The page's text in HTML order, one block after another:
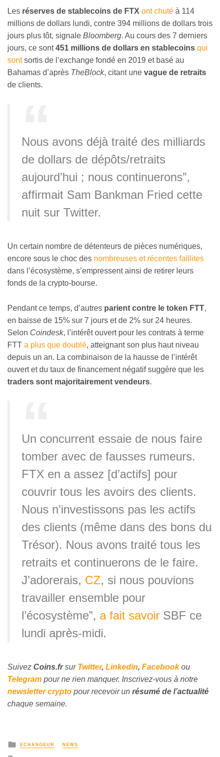
Les réserves de stablecoins de FTX ont chuté à 114
millions de dollars lundi, contre 394 millions de dollars trois
jours plus tôt, signale Bloomberg. Au cours des 7 derniers
jours, ce sont451 millions de dollars en stablecoins qui
sontsortis de l’exchange fondé en 2019 et basé au
Bahamas d’après TheBlock, citant une vague de retraits
de clients.
Nous avons déjà traité des milliards
de dollars de dépôts/retraits
aujourd’hui ; nous continuerons”,
affirmait Sam Bankman Fried cette
nuit sur Twitter.
Un certain nombre de détenteurs de pièces numériques,
encore sous le choc des nombreuses et récentes faillites
dans l’écosystème, s’empressent ainsi de retirer leurs
fonds de la crypto-bourse.
Pendant ce temps, d’autres parient contre le token FTT,
en baisse de 15% sur 7 jours et de 2% sur 24 heures.
Selon Coindesk, l’intérêt ouvert pour les contrats à terme
FTT a plus que doublé, atteignant son plus haut niveau
depuis un an. La combinaison de la hausse de l’intérêt
ouvert et du taux de financement négatif suggère que les
traders sont majoritairement vendeurs.
Un concurrent essaie de nous faire
tomber avec de fausses rumeurs.
FTX en a assez [d’actifs] pour
couvrir tous les avoirs des clients.
Nous n’investissons pas les actifs
des clients (même dans des bons du
Trésor). Nous avons traité tous les
retraits et continuerons de le faire.
J’adorerais, CZ, si nous pouvions
travailler ensemble pour
l’écosystème”, a fait savoir SBF ce
lundi après-midi.
Suivez Coins.frsur Twitter, Linkedin, Facebookou
Telegram pour ne rien manquer. Inscrivez-vous à notre
newsletter crypto pour recevoir un résumé de l’actualité
chaque semaine.
ECHANGEUR NEWS